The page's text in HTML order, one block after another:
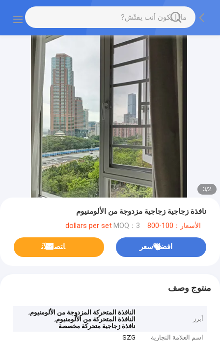
2
/
3
نافذة زجاجية زجاجية مزدوجة من الألومنيوم
الأسعار：100-800 dollars per set MOQ：3
افضل سعر ﺎﺘﺼﻟ ﺍﻶﻧ
منتوج وصف
أبرز
النافذة المتحركة المزدوجة من الألومنيوم,
النافذة المتحركة من الألومنيوم,
نافذة زجاجية متحركة مخصصة
اسم العلامة التجارية
SZG